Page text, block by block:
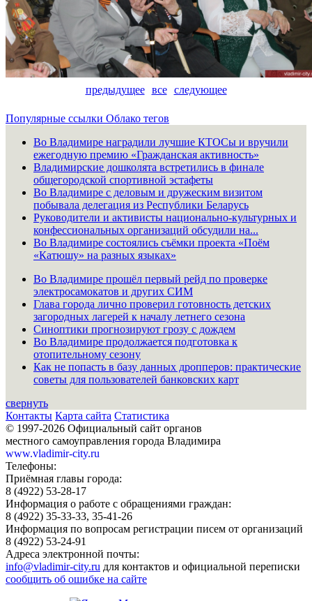
предыдущее все следующее
Популярные ссылки Облако тегов
Во Владимире наградили лучшие КТОСы и вручили
ежегодную премию «Гражданская активность»
Владимирские дошколята встретились в финале
общегородской спортивной эстафеты
Во Владимире с деловым и дружеским визитом
побывала делегация из Республики Беларусь
Руководители и активисты национально-культурных и
конфессиональных организаций обсудили на...
Во Владимире состоялись съёмки проекта «Поём
«Катюшу» на разных языках»
Во Владимире прошёл первый рейд по проверке
электросамокатов и других СИМ
Глава города лично проверил готовность детских
загородных лагерей к началу летнего сезона
Синоптики прогнозируют грозу с дождем
Во Владимире продолжается подготовка к
отопительному сезону
Как не попасть в базу данных дропперов: практические
советы для пользователей банковских карт
свернуть
Контакты Карта сайта Статистика
© 1997-2026 Официальный сайт органов
местного самоуправления города Владимира
www.vladimir-city.ru
Телефоны:
Приёмная главы города:
8 (4922) 53-28-17
Информация о работе с обращениями граждан:
8 (4922) 35-33-33, 35-41-26
Информация по вопросам регистрации писем от организаций
8 (4922) 53-24-91
Адреса электронной почты:
info@vladimir-city.ru для контактов и официальной переписки
сообщить об ошибке на сайте